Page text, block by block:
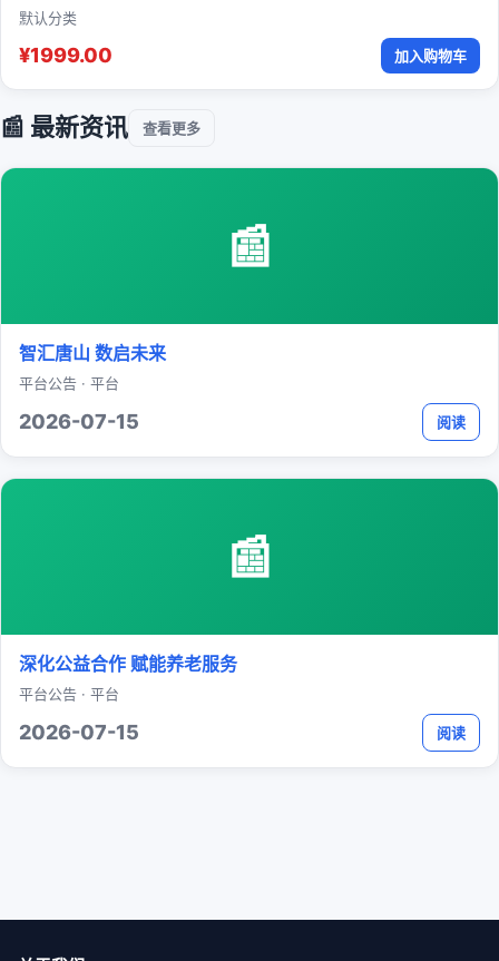
默认分类
¥1999.00 加入购物车
📰 最新资讯 查看更多
📰
智汇唐山 数启未来
平台公告 · 平台
2026-07-15 阅读
📰
深化公益合作 赋能养老服务
平台公告 · 平台
2026-07-15 阅读